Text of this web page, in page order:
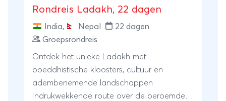
Rondreis Ladakh, 22 dagen
India, Nepal
22 dagen
Groepsrondreis
Ontdek het unieke Ladakh met
boeddhistische kloosters, cultuur en
adembenemende landschappen
Indrukwekkende route over de beroemde